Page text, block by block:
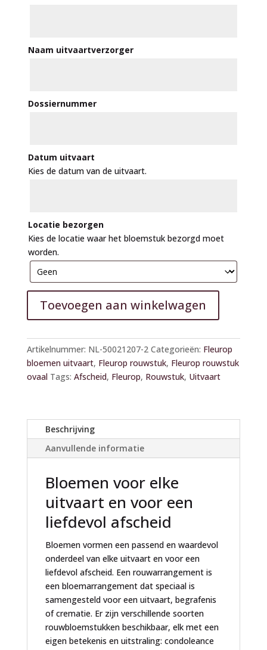
Naam uitvaartverzorger
Dossiernummer
Datum uitvaart
Kies de datum van de uitvaart.
Locatie bezorgen
Kies de locatie waar het bloemstuk bezorgd moet
worden.
Toevoegen aan winkelwagen
l
t
e
r
t
i
Artikelnummer: NL-50021207-2 Categorieën: Fleurop
bloemen uitvaart, Fleurop rouwstuk, Fleurop rouwstuk
ovaal Tags: Afscheid, Fleurop, Rouwstuk, Uitvaart
Beschrijving
Aanvullende informatie
Bloemen voor elke
uitvaart en voor een
liefdevol afscheid
Bloemen vormen een passend en waardevol
onderdeel van elke uitvaart en voor een
liefdevol afscheid. Een rouwarrangement is
een bloemarrangement dat speciaal is
samengesteld voor een uitvaart, begrafenis
of crematie. Er zijn verschillende soorten
rouwbloemstukken beschikbaar, elk met een
eigen betekenis en uitstraling: condoleance